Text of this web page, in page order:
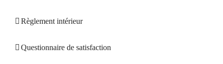
Règlement intérieur
Questionnaire de satisfaction